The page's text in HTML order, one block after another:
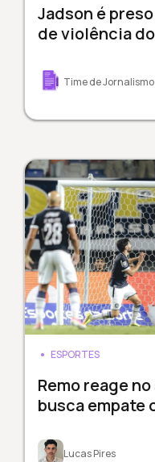
Jadson é
de violência
Time de
ESPORTES
Remo reage
busca empate
Lucas Pires